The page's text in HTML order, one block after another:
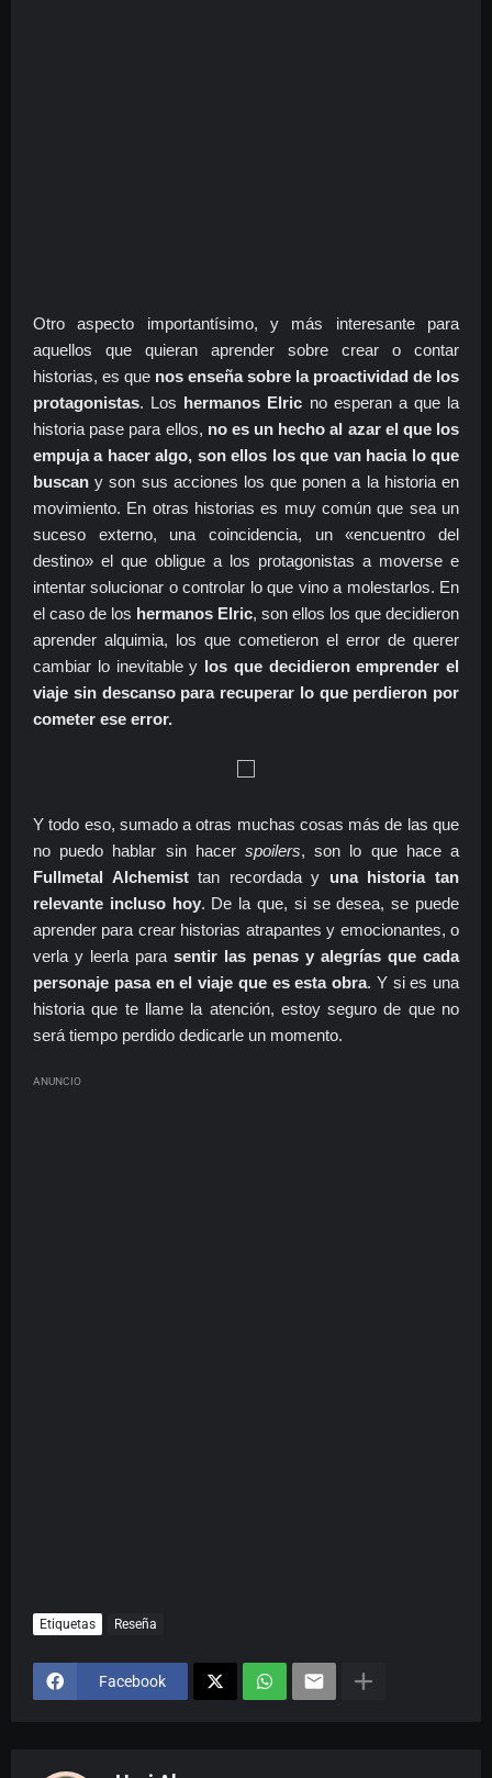
Otro aspecto importantísimo, y más interesante para
aquellos que quieran aprender sobre crear o contar
historias, es que nos enseña sobre la proactividad de los
protagonistas. Los hermanos Elric no esperan a que la
historia pase para ellos, no es un hecho al azar el que los
empuja a hacer algo, son ellos los que van hacia lo que
buscany son sus acciones los que ponen a la historia en
movimiento. En otras historias es muy común que sea un
suceso externo, una coincidencia, un «encuentro del
destino» el que obligue a los protagonistas a moverse e
intentar solucionar o controlar lo que vino a molestarlos. En
el caso de los hermanos Elric, son ellos los que decidieron
aprender alquimia, los que cometieron el error de querer
cambiar lo inevitable y los que decidieron emprender el
viaje sin descanso para recuperar lo que perdieron por
cometer ese error.
Y todo eso, sumado a otras muchas cosas más de las que
no puedo hablar sin hacer spoilers, son lo que hace a
Fullmetal Alchemisttan recordada y una historia tan
relevante incluso hoy. De la que, si se desea, se puede
aprender para crear historias atrapantes y emocionantes, o
verla y leerla para sentir las penas y alegrías que cada
personaje pasa en el viaje que es esta obra. Y si es una
historia que te llame la atención, estoy seguro de que no
será tiempo perdido dedicarle un momento.
ANUNCIO
Etiquetas Reseña
Facebook